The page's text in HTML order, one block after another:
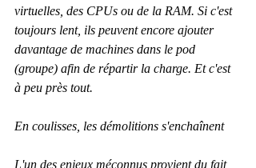
virtuelles, des CPUs ou de la RAM. Si c'est
toujours lent, ils peuvent encore ajouter
davantage de machines dans le pod
(groupe) afin de répartir la charge. Et c'est
à peu près tout.
En coulisses, les démolitions s'enchaînent
L'un des enjeux méconnus provient du fait